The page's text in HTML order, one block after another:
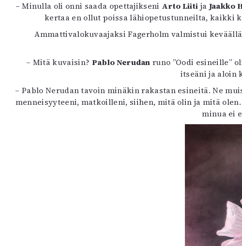
– Minulla oli onni saada opettajikseni Arto Liiti ja Jaakko
kertaa en ollut poissa lähiopetustunneilta, kaikki
Ammattivalokuvaajaksi Fagerholm valmistui
– Mitä kuvaisin? Pablo Nerudan runo ”Oodi esineille”
itseäni ja aloin
– Pablo Nerudan tavoin minäkin rakastan esineitä. Ne
menneisyyteeni, matkoilleni, siihen, mitä olin ja mitä
minua ei